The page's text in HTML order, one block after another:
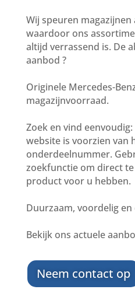
Wij speuren
waardoor ons
altijd verrassend is. De
aanbod ?
Originele Mercedes-
magazijnvoorraad.
Zoek en vind
website is voorzien van
onderdeelnummer.
zoekfunctie om direct
product voor u hebben.
Duurzaam, voordelig en
Bekijk ons actuele
Neem contact op